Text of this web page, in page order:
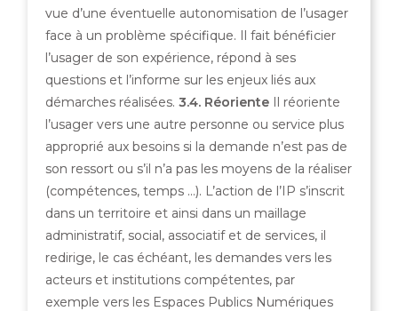
vue d’une éventuelle autonomisation de l’usager
face à un problème spécifique. Il fait bénéficier
l’usager de son expérience, répond à ses
questions et l’informe sur les enjeux liés aux
démarches réalisées.3.4. Réoriente Il réoriente
l’usager vers une autre personne ou service plus
approprié aux besoins si la demande n’est pas de
son ressort ou s’il n’a pas les moyens de la réaliser
(compétences, temps …). L’action de l’IP s’inscrit
dans un territoire et ainsi dans un maillage
administratif, social, associatif et de services, il
redirige, le cas échéant, les demandes vers les
acteurs et institutions compétentes, par
exemple vers les Espaces Publics Numériques